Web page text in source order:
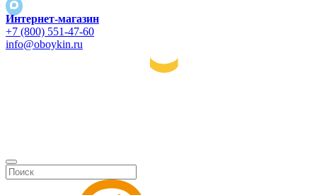
Интернет-магазин
+7 (800) 551-47-60
info@oboykin.ru